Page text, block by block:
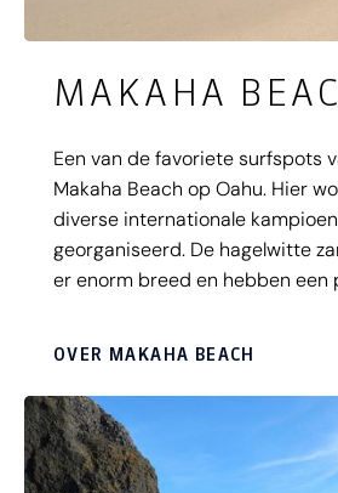
MAKAHA
Een van de favoriete surfspots
Makaha Beach op Oahu. Hier
diverse internationale
georganiseerd. De hagelwitte
er enorm breed en hebben een
stroming.
OVER MAKAHA BEACH